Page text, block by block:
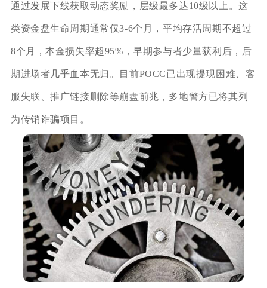
通过发展下线获取动态奖励，层级最多达10级以上。这
类资金盘生命周期通常仅3-6个月，平均存活周期不超过
8个月，本金损失率超95%，早期参与者少量获利后，后
期进场者几乎血本无归。目前POCC已出现提现困难、客
服失联、推广链接删除等崩盘前兆，多地警方已将其列
为传销诈骗项目。